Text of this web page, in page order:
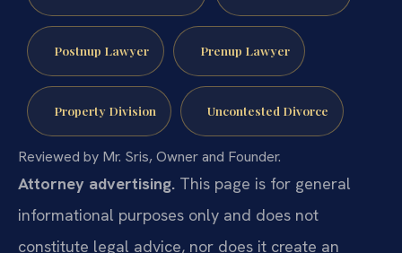
Postnup Lawyer Prenup Lawyer
Property Division Uncontested Divorce
Reviewed by Mr. Sris, Owner and Founder.
Attorney advertising. This page is for general
informational purposes only and does not
constitute legal advice, nor does it create an